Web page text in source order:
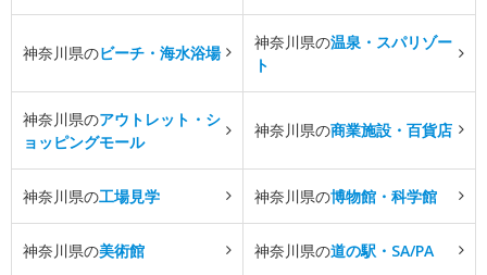
神奈川県のビーチ・海水浴場
神奈川県の温泉・スパリゾー
ト
神奈川県のアウトレット・シ
ョッピングモール
神奈川県の商業施設・百貨店
神奈川県の工場見学 神奈川県の博物館・科学館
神奈川県の美術館 神奈川県の道の駅・SA/PA